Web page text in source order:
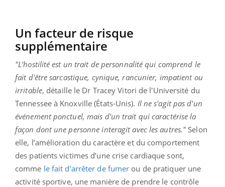
Un facteur de risque
supplémentaire
"L'hostilité est un trait de personnalité qui comprend le
fait d'être sarcastique, cynique, rancunier, impatient ou
irritable, détaille le Dr Tracey Vitori de l'Université du
Tennessee à Knoxville (États-Unis). Il ne s'agit pas d'un
événement ponctuel, mais d'un trait qui caractérise la
façon dont une personne interagit avec les autres." Selon
elle, l’amélioration du caractère et du comportement
des patients victimes d’une crise cardiaque sont,
comme le fait d’arrêter de fumer ou de pratiquer une
activité sportive, une manière de prendre le contrôle